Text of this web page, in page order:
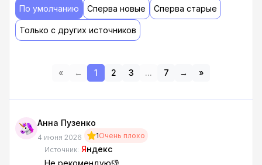
По умолчанию Сперва новые Сперва старые
Только с других источников
« ← 1 2 3 ... 7 → »
Анна Пузенко
4 июня 2026 1Очень плохо
Источник: Яндекс
Не рекомендую👎